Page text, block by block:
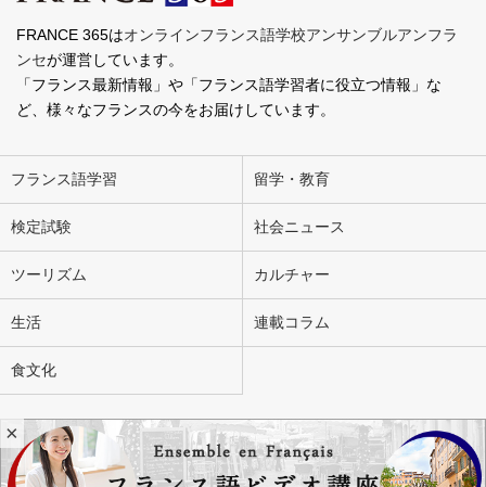
FRANCE 365はオンラインフランス語学校アンサンブルアンフラ
ンセが運営しています。
「フランス最新情報」や「フランス語学習者に役立つ情報」な
ど、様々なフランスの今をお届けしています。
フランス語学習 留学・教育
検定試験 社会ニュース
ツーリズム カルチャー
生活 連載コラム
食文化
会社概要 お問い合わせ 広告掲載 ライター募集
個人情報の取り扱いについて
×